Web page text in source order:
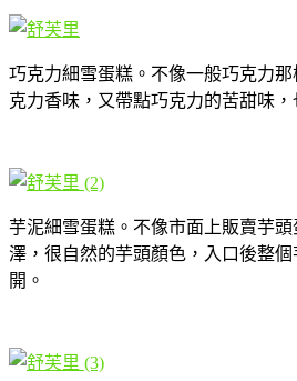
巧克力細雪蛋糕。不像一般巧克力
克力香味，又帶點巧克力的苦甜味，
芋泥細雪蛋糕。不像市面上販賣芋
澤，很自然的芋頭顏色，入口後整
開。